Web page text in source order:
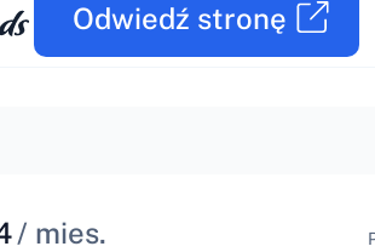
Odwiedź stronę
/ mies.